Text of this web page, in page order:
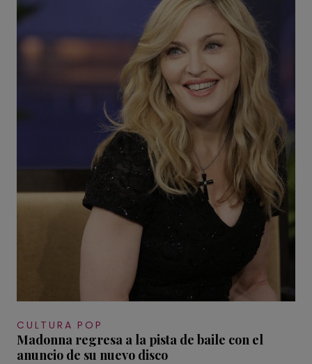
CULTURA POP
Madonna regresa a la pista de baile con el
anuncio de su nuevo disco